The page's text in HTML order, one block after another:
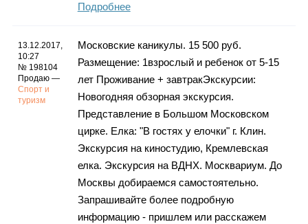
Подробнее
13.12.2017,
10:27
№ 198104
Продаю —
Спорт и
туризм
Московские каникулы. 15 500 руб.
Размещение: 1взрослый и ребенок от 5-15
лет Проживание + завтракЭкскурсии:
Новогодняя обзорная экскурсия.
Представление в Большом Московском
цирке. Елка: "В гостях у елочки" г. Клин.
Экскурсия на киностудию, Кремлевская
елка. Экскурсия на ВДНХ. Москвариум. До
Москвы добираемся самостоятельно.
Запрашивайте более подробную
информацию - пришлем или расскажем